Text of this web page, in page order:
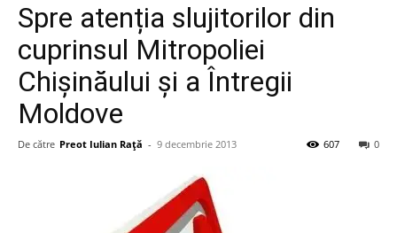
Spre atenția slujitorilor din
cuprinsul Mitropoliei
Chișinăului și a Întregii
Moldove
De către Preot Iulian Raţă - 9 decembrie 2013 0
607